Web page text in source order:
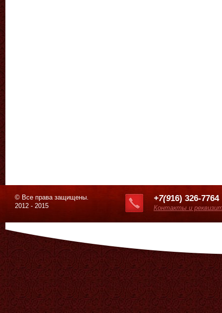
© Все права защищены.
2012 - 2015
+7(916) 326-7764
Контакты и